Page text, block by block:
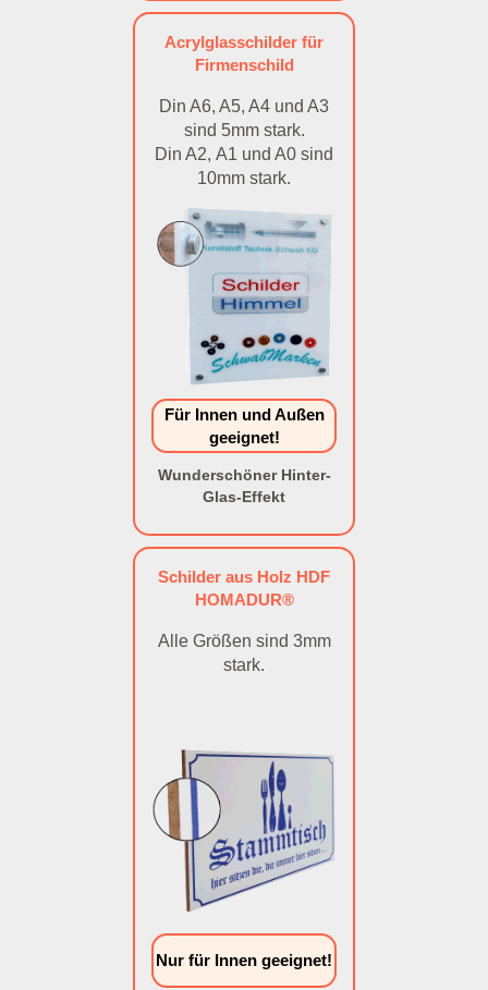
Acrylglasschilder für
Firmenschild
Din A6, A5, A4 und A3
sind 5mm stark.
Din A2, A1 und A0 sind
10mm stark.
Für Innen und Außen
geeignet!
Wunderschöner Hinter-
Glas-Effekt
Schilder aus Holz HDF
HOMADUR®
Alle Größen sind 3mm
stark.
Nur für Innen geeignet!